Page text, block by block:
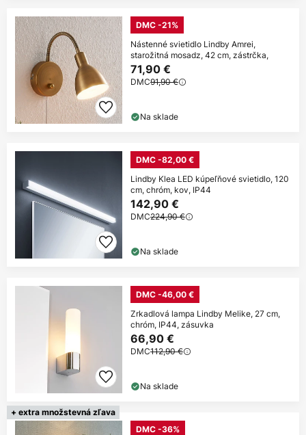
DMC -21%
Nástenné svietidlo Lindby Amrei,
starožitná mosadz, 42 cm, zástrčka,
71,90 €
DMC91,90 €
Na sklade
DMC -82,00 €
Lindby Klea LED kúpeľňové svietidlo, 120
cm, chróm, kov, IP44
142,90 €
DMC224,90 €
Na sklade
DMC -46,00 €
Zrkadlová lampa Lindby Melike, 27 cm,
chróm, IP44, zásuvka
66,90 €
DMC112,90 €
Na sklade
+ extra množstevná zľava
DMC -36%